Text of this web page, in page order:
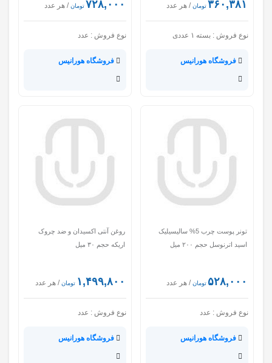
۳۶۰,۳۸۱تومان / هر عدد
نوع فروش : بسته ۱ عددی
فروشگاه هورانیس
۷۲۸,۰۰۰تومان / هر عدد
نوع فروش : عدد
فروشگاه هورانیس
تونر پوست چرب 5% سالیسیلیک
اسید اترنوسل حجم ۲۰۰ میل
۵۲۸,۰۰۰ تومان / هر عدد
نوع فروش : عدد
فروشگاه هورانیس
روغن آنتی اکسیدان و ضد چروک
اریکه حجم ۳۰ میل
۱,۴۹۹,۸۰۰ تومان / هر عدد
نوع فروش : عدد
فروشگاه هورانیس